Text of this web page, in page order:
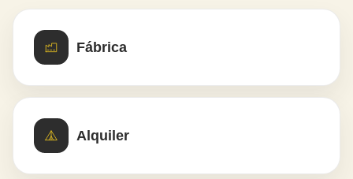
Fábrica
Alquiler